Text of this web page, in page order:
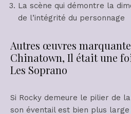
La scène qui démontre la
de l’intégrité du personnage
Autres œuvres
Chinatown, Il était une
Les Soprano
Si Rocky demeure le pilier de
son éventail est bien plus